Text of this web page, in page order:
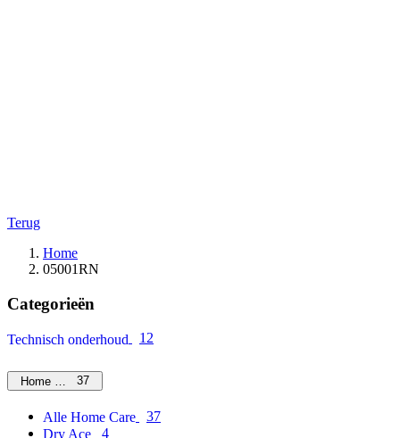
Terug
Home
05001RN
Categorieën
Technisch onderhoud 12
Home Care37
Alle Home Care
37
Dry Ace
4